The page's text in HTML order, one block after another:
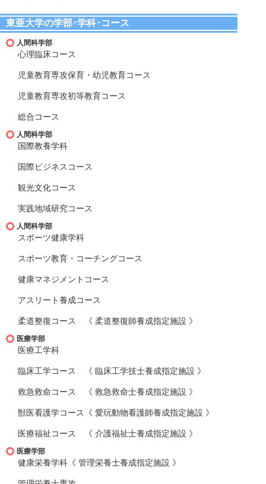
東亜大学の学部･学科･コース
人間科学部
心理臨床コース
児童教育専攻保育・幼児教育コース
児童教育専攻初等教育コース
総合コース
人間科学部
国際教養学科
国際ビジネスコース
観光文化コース
実践地域研究コース
人間科学部
スポーツ健康学科
スポーツ教育・コーチングコース
健康マネジメントコース
アスリート養成コース
柔道整復コース 《 柔道整復師養成指定施設 》
医療学部
医療工学科
臨床工学コース 《 臨床工学技士養成指定施設 》
救急救命コース 《 救急救命士養成指定施設 》
獣医看護学コース《 愛玩動物看護師養成指定施設 》
医療福祉コース 《 介護福祉士養成指定施設 》
医療学部
健康栄養学科《 管理栄養士養成指定施設 》